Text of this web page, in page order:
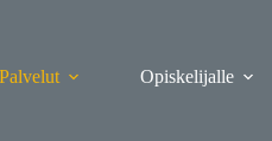
Palvelut Opiskelijalle